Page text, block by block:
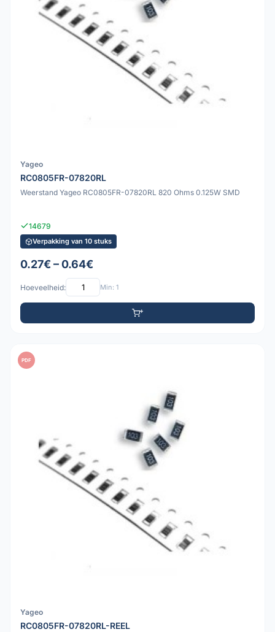
Yageo
RC0805FR-07820RL
Weerstand Yageo RC0805FR-07820RL 820 Ohms 0.125W SMD
14679
Verpakking van 10 stuks
0.27€ – 0.64€
Hoeveelheid: Min: 1
PDF
Yageo
RC0805FR-07820RL-REEL